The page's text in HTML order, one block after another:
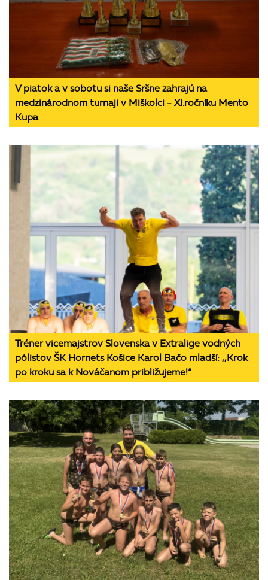
V piatok a v sobotu si naše Sršne zahrajú na
medzinárodnom turnaji v Miškolci - XI.ročníku Mento
Kupa
Tréner vicemajstrov Slovenska v Extralige vodných
pólistov ŠK Hornets Košice Karol Bačo mladší: ,,Krok
po kroku sa k Nováčanom približujeme!“